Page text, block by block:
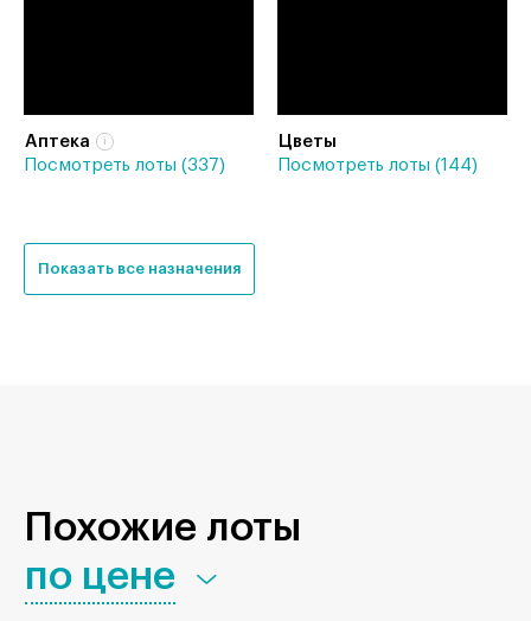
Аптека
Посмотреть лоты (337)
Цветы
Посмотреть лоты (144)
Показать все назначения
Похожие лоты
по цене